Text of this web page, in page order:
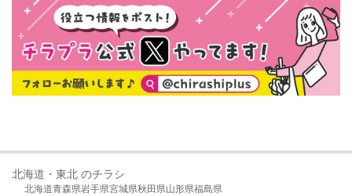
北海道・東北 のチラシ
北海道青森県岩手県宮城県秋田県山形県福島県